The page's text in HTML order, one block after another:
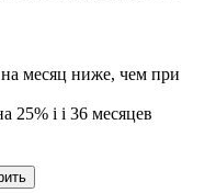
месяц ниже, чем при
25% i i 36 месяцев